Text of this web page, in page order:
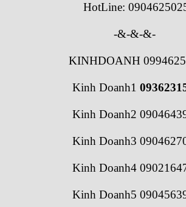
HotLine:
-&-&-&-
KINHDOANH
Kinh Doanh1
Kinh Doanh2
Kinh Doanh3
Kinh Doanh4
Kinh Doanh5